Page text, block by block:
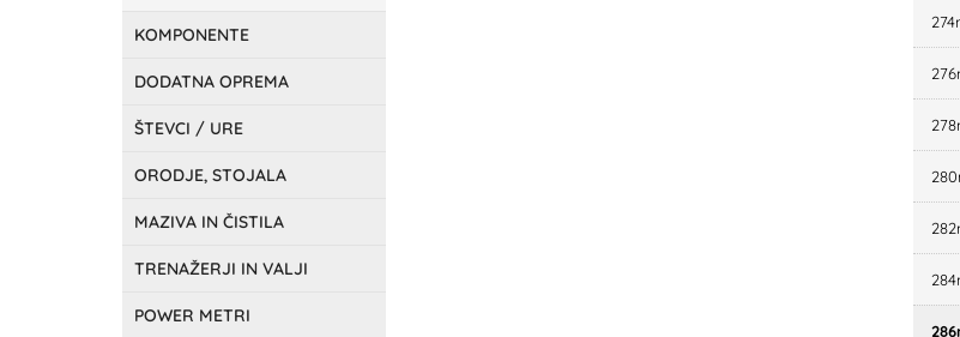
KOMPONENTE
DODATNA OPREMA
ŠTEVCI / URE
ORODJE, STOJALA
MAZIVA IN ČISTILA
TRENAŽERJI IN VALJI
POWER METRI